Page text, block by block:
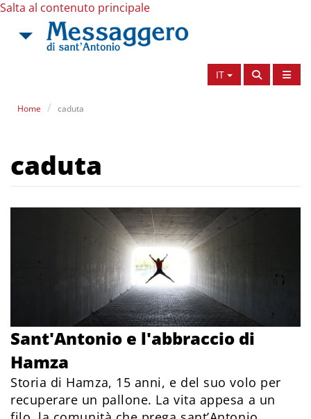
Salta al contenuto principale
IT
Home caduta
caduta
Sant'Antonio e l'abbraccio di
Hamza
Storia di Hamza, 15 anni, e del suo volo per
recuperare un pallone. La vita appesa a un